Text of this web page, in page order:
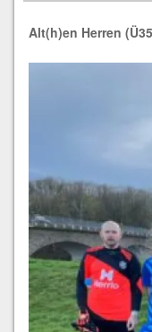
Alt(h)en Herren